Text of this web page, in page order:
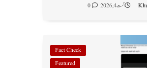
اگست 4, 2026 0
Fact Check
Featured